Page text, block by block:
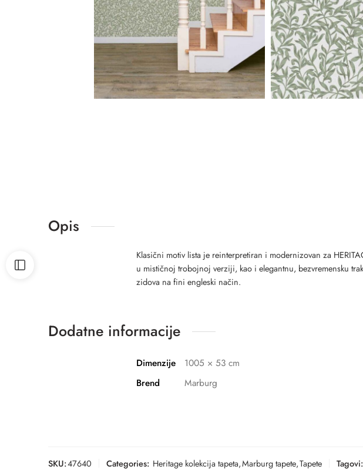
Opis
Klasični motiv lista je reinterpretiran i modernizovan za
u mističnoj trobojnoj verziji, kao i elegantnu, bezvremensku
zidova na fini engleski način.
Dodatne informacije
Dimenzije
1005 × 53 cm
Brend
Marburg
SKU:47640 Categories: Heritage kolekcija tapeta,Marburg tapete,Tapete Tagovi: